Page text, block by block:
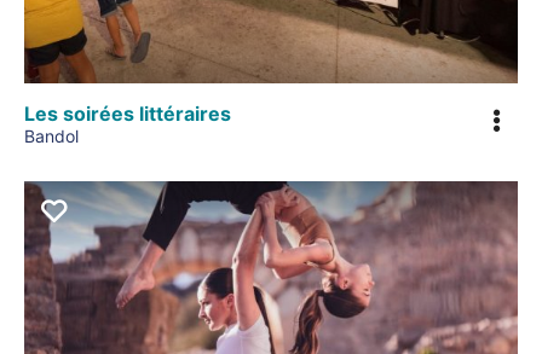
Les soirées littéraires
Bandol